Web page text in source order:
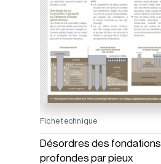
Fiche technique
Désordres des fondations
profondes par pieux